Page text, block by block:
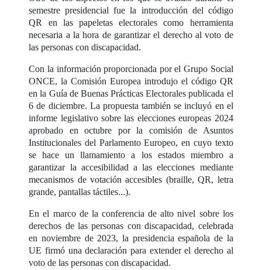
semestre presidencial fue la introducción del código
QR en las papeletas electorales como herramienta
necesaria a la hora de garantizar el derecho al voto de
las personas con discapacidad.
Con la información proporcionada por el Grupo Social
ONCE, la Comisión Europea introdujo el código QR
en la Guía de Buenas Prácticas Electorales publicada el
6 de diciembre. La propuesta también se incluyó en el
informe legislativo sobre las elecciones europeas 2024
aprobado en octubre por la comisión de Asuntos
Institucionales del Parlamento Europeo, en cuyo texto
se hace un llamamiento a los estados miembro a
garantizar la accesibilidad a las elecciones mediante
mecanismos de votación accesibles (braille, QR, letra
grande, pantallas táctiles...).
En el marco de la conferencia de alto nivel sobre los
derechos de las personas con discapacidad, celebrada
en noviembre de 2023, la presidencia española de la
UE firmó una declaración para extender el derecho al
voto de las personas con discapacidad.